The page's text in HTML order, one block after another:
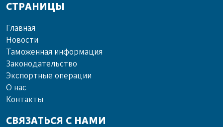
СТРАНИЦЫ
Главная
Новости
Таможенная информация
Законодательство
Экспортные операции
О нас
Контакты
СВЯЗАТЬСЯ С НАМИ